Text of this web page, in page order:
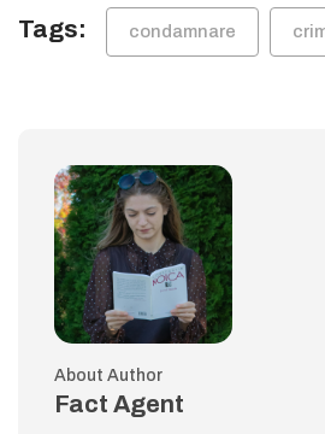
Tags: condamnare
About Author
Fact Agent